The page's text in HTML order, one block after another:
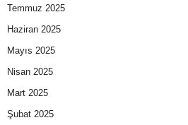
Temmuz 2025
Haziran 2025
Mayıs 2025
Nisan 2025
Mart 2025
Şubat 2025